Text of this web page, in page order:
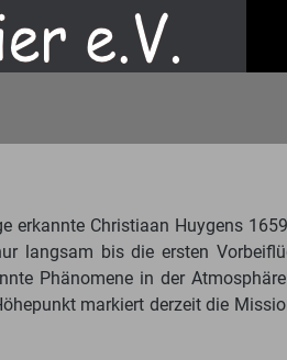
erkannte Christiaan Huygens
langsam bis die ersten
Phänomene in der
markiert derzeit die